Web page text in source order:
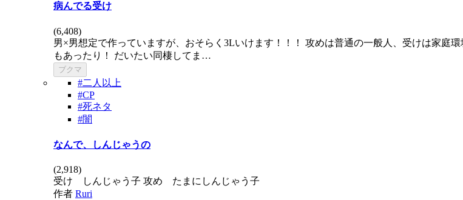
病んでる受け
(6,408)
男×男想定で作っていますが、おそらく3Lいけます！！！ 攻めは普通の一般人、受けは家庭
もあったり！ だいたい同棲してま…
ブクマ
#二人以上
#CP
#死ネタ
#闇
なんで、しんじゃうの
(2,918)
受け しんじゃう子 攻め たまにしんじゃう子
作者 Ruri